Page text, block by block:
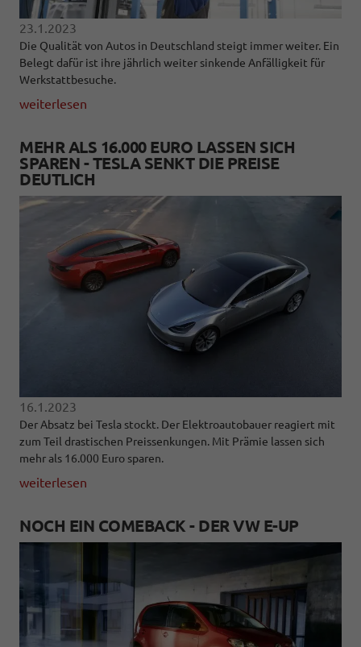
23.1.2023
Die Qualität von Autos in Deutschland steigt immer weiter. Ein
Belegt dafür ist ihre jährlich weiter sinkende Anfälligkeit für
Werkstattbesuche.
weiterlesen
MEHR ALS 16.000 EURO LASSEN SICH
SPAREN - TESLA SENKT DIE PREISE
DEUTLICH
16.1.2023
Der Absatz bei Tesla stockt. Der Elektroautobauer reagiert mit
zum Teil drastischen Preissenkungen. Mit Prämie lassen sich
mehr als 16.000 Euro sparen.
weiterlesen
NOCH EIN COMEBACK - DER VW E-UP